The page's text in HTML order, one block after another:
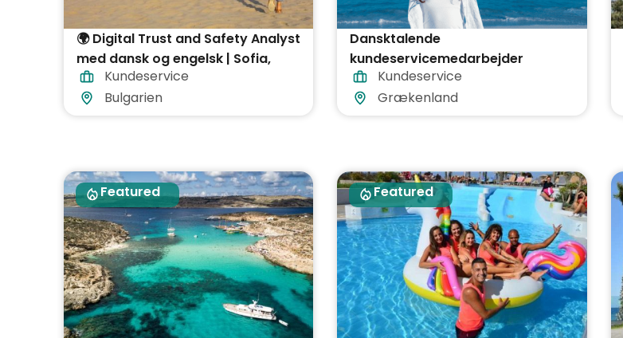
🌍 Digital Trust and Safety Analyst
med dansk og engelsk | Sofia,
Bulgarien
Kundeservice
Bulgarien
Dansktalende
kundeservicemedarbejder
(Remote i Grækenland)
Kundeservice
Grækenland
Featured Featured